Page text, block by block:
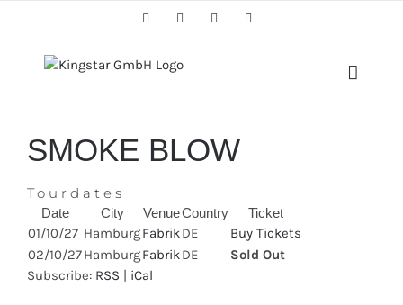
FacebookTwitter Instagram
SMOKE BLOW
Tourdates
Date City VenueCountry Ticket
01/10/27 HamburgFabrikDE
Buy Tickets
02/10/27HamburgFabrikDE
Sold Out
Subscribe: RSS | iCal